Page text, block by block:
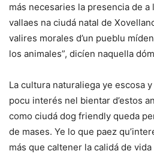
más necesaries la presencia de
vallaes na ciudá natal de
valires morales d’un pueblu
los animales”, dicíen naquella
La cultura naturaliega ye escosa
pocu interés nel bientar d’estos
como ciudá dog friendly queda
de mases. Ye lo que paez
más que caltener la calidá de